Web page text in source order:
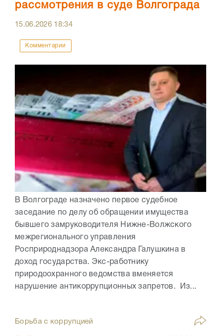
рассмотрения в суде Волгограда
15.06.2026 18:34
Комментарии
В Волгограде назначено первое судебное
заседание по делу об обращении имущества
бывшего замруководителя Нижне-Волжского
межрегионального управления
Росприроднадзора Александра Галушкина в
доход государства. Экс-работнику
природоохранного ведомства вменяется
нарушение антикоррупционных запретов. Из...
Борьба с коррупцией